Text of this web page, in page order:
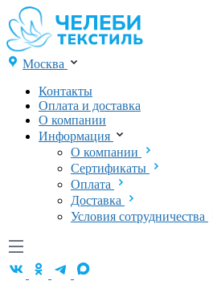
Москва
Контакты
Оплата и доставка
О компании
Информация
О компании
Сертификаты
Оплата
Доставка
Условия сотрудничества